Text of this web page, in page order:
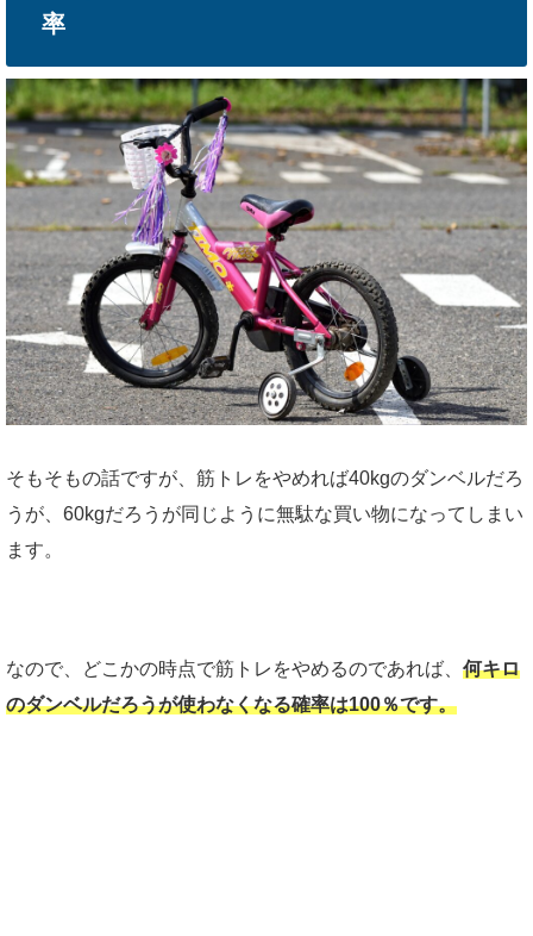
率
そもそもの話ですが、筋トレをやめれば40kgのダンベルだろ
うが、60kgだろうが同じように無駄な買い物になってしまい
ます。
なので、どこかの時点で筋トレをやめるのであれば、 何キロ
のダンベルだろうが使わなくなる確率は100％です。